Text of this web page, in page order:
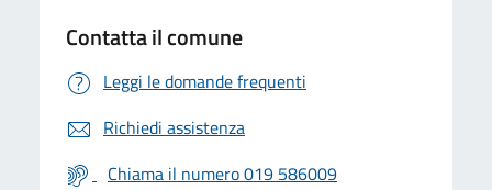
Contatta il comune
Leggi le domande frequenti
Richiedi assistenza
Chiama il numero 019 586009